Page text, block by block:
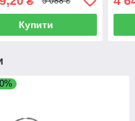
Купити